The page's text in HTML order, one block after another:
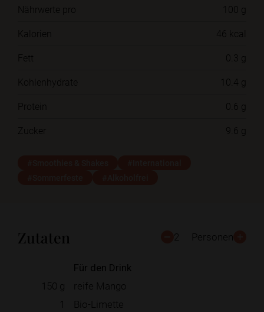
Nährwerte pro
100 g
Kalorien
46 kcal
Fett
0.3 g
Kohlenhydrate
10.4 g
Protein
0.6 g
Zucker
9.6 g
Zutaten 2 Personen
Für den Drink
150 g
reife Mango
1
Bio-Limette